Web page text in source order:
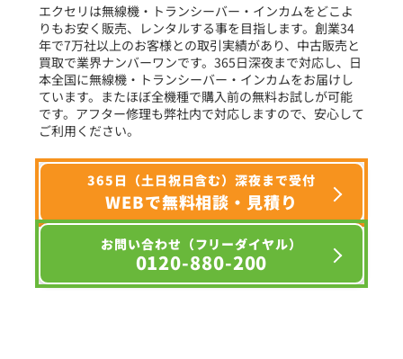
選択条件をリセット
エクセリは無線機・トランシーバー・インカムをどこよ
りもお安く販売、レンタルする事を目指します。創業34
年で7万社以上のお客様との取引実績があり、中古販売と
買取で業界ナンバーワンです。365日深夜まで対応し、日
本全国に無線機・トランシーバー・インカムをお届けし
ています。またほぼ全機種で購入前の無料お試しが可能
です。アフター修理も弊社内で対応しますので、安心して
ご利用ください。
365日（土日祝日含む）深夜まで受付
WEBで無料相談・見積り
お問い合わせ（フリーダイヤル）
0120-880-200